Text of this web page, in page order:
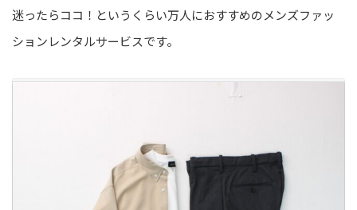
迷ったらココ！というくらい万人におすすめのメンズファッ
ションレンタルサービスです。